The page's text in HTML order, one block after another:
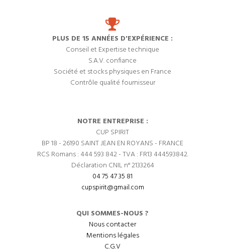
PLUS DE 15 ANNÉES D'EXPÉRIENCE :
Conseil et Expertise technique
S.A.V. confiance
Société et stocks physiques en France
Contrôle qualité fournisseur
NOTRE ENTREPRISE :
CUP SPIRIT
BP 18 - 26190 SAINT JEAN EN ROYANS - FRANCE
RCS Romans : 444 593 842 - TVA : FR13 444593842.
Déclaration CNIL n° 2133264
04 75 47 35 81
cupspirit@gmail.com
QUI SOMMES-NOUS ?
Nous contacter
Mentions légales
C.G.V